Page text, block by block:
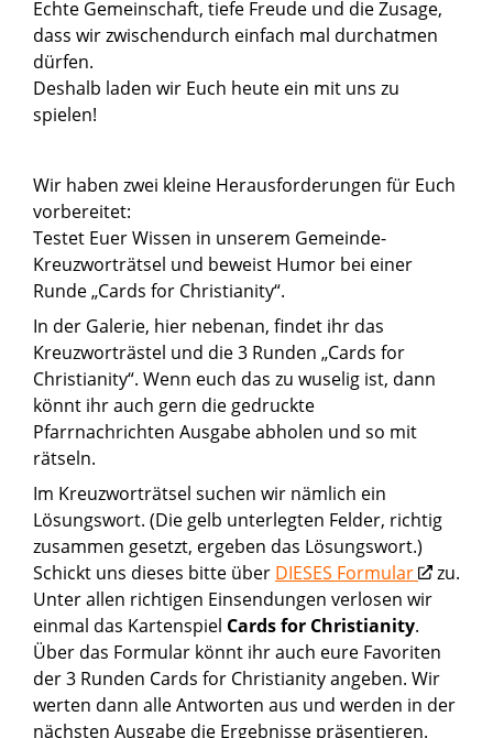
Echte Gemeinschaft, tiefe Freude und die Zusage,
dass wir zwischendurch einfach mal durchatmen
dürfen.
Deshalb laden wir Euch heute ein mit uns zu
spielen!
Wir haben zwei kleine Herausforderungen für Euch
vorbereitet:
Testet Euer Wissen in unserem Gemeinde-
Kreuzworträtsel und beweist Humor bei einer
Runde „Cards for Christianity“.
In der Galerie, hier nebenan, findet ihr das
Kreuzworträstel und die 3 Runden „Cards for
Christianity“. Wenn euch das zu wuselig ist, dann
könnt ihr auch gern die gedruckte
Pfarrnachrichten Ausgabe abholen und so mit
rätseln.
Im Kreuzworträtsel suchen wir nämlich ein
Lösungswort. (Die gelb unterlegten Felder, richtig
zusammen gesetzt, ergeben das Lösungswort.)
Schickt uns dieses bitte über DIESES Formular
zu.
Unter allen richtigen Einsendungen verlosen wir
einmal das Kartenspiel Cards for Christianity.
Über das Formular könnt ihr auch eure Favoriten
der 3 Runden Cards for Christianity angeben. Wir
werten dann alle Antworten aus und werden in der
nächsten Ausgabe die Ergebnisse präsentieren.